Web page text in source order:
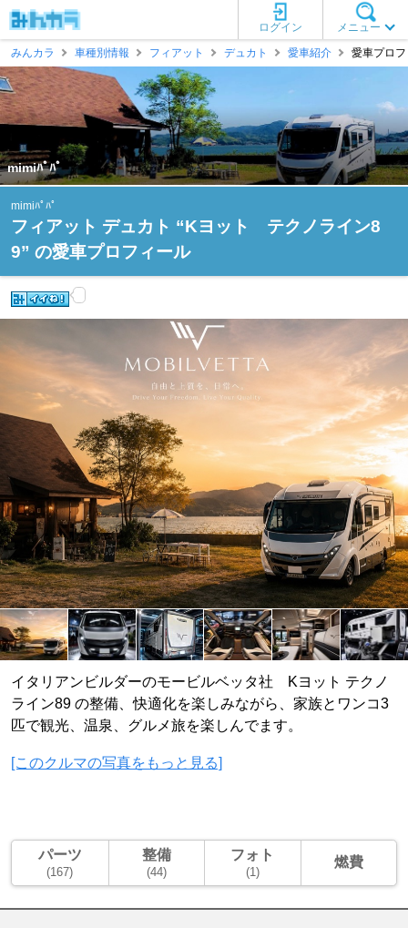
メニュー
ログイン
みんカラ
車種別情報 フィアット デュカト 愛車紹介 愛車プロ
mimiﾊﾟﾊﾟ
mimiﾊﾟﾊﾟ
フィアット デュカト “Kヨット テクノライン8
9” の愛車プロフィール
イタリアンビルダーのモービルベッタ社 Kヨット テクノ
ライン89 の整備、快適化を楽しみながら、家族とワンコ3
匹で観光、温泉、グルメ旅を楽しんでます。
[このクルマの写真をもっと見る]
パーツ
(167)
整備
(44)
フォト
(1)
燃費